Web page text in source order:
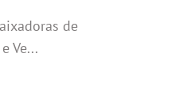
de
Ve...